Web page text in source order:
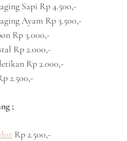
Sapi Rp 4.500,-
Ayam Rp 3.500,-
Rp 3.000,-
Rp 2.000,-
Rp 2.000,-
2.500,-
;
Rp 2.500,-